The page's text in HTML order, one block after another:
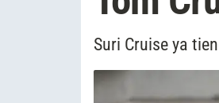
Suri Cruise ya